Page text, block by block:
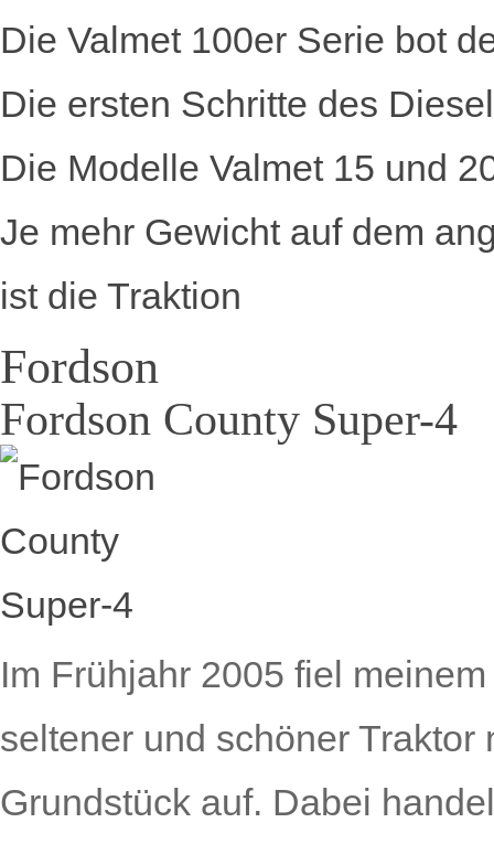
Die Valmet 100er Serie bot
Die ersten Schritte des
Die Modelle Valmet 15 und
Je mehr Gewicht auf dem
ist die Traktion
Fordson
Fordson County Super-4
Im Frühjahr 2005 fiel
seltener und schöner
Grundstück auf. Dabei